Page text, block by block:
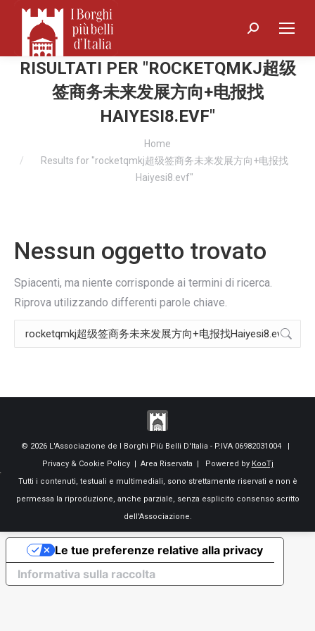
Search:
RISULTATI PER "ROCKETQMKJ超级
签商务未来发展方向+电报找
HAIYESI8.EVF"
Home
Results for "rocketqmkj超级签商务未来发展方向+电报找
Haiyesi8.evf"
Nessun oggetto trovato
Spiacenti, ma niente corrisponde ai termini di ricerca.
Riprova utilizzando differenti parole chiave.
Search:
© 2026 L'Associazione de I Borghi Più Belli D'Italia - P.IVA 06982031004 |
Privacy & Cookie Policy| Area Riservata | Powered by KooTj
Tutti i contenuti, testuali e multimediali, sono strettamente riservati e non è
permessa la riproduzione, anche parziale, senza esplicito consenso scritto
dell'Associazione.
Informativa sulla raccolta
Le tue preferenze relative alla privacy